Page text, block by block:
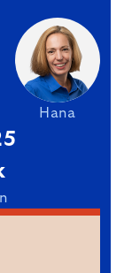
Hana